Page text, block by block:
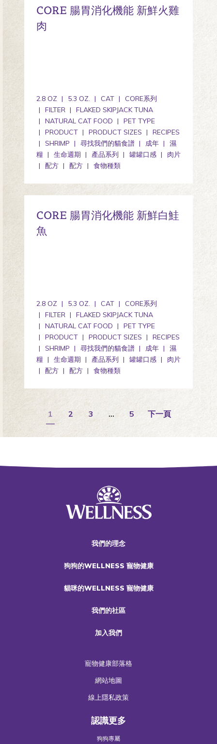
CORE 腸胃消化機能 新鮮火雞
肉
2.8 OZ 5.3 OZ. CAT
CORE系列
FILTER
FLAKED SKIPJACK TUNA
NATURAL CAT FOOD
PET TYPE
PRODUCT
PRODUCT SIZES
RECIPES
SHRIMP
尋找我們的貓食譜 成年
濕
糧
生命週期 產品系列 罐罐口感
肉片
配方
配方 食物種類
CORE 腸胃消化機能 新鮮白鮭
魚
2.8 OZ 5.3 OZ. CAT
CORE系列
FILTER
FLAKED SKIPJACK TUNA
NATURAL CAT FOOD
PET TYPE
PRODUCT
PRODUCT SIZES
RECIPES
SHRIMP
尋找我們的貓食譜 成年
濕
糧
生命週期 產品系列 罐罐口感
肉片
配方
配方 食物種類
1 2 3 … 5 下一頁
我們的理念
狗狗的WELLNESS 寵物健康
貓咪的WELLNESS 寵物健康
我們的社區
加入我們
寵物健康部落格
網站地圖
線上隱私政策
認識更多
狗狗專屬